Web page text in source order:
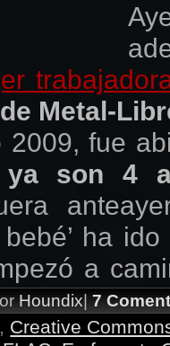
Metal-
2009, fue
ya son 4
ha
a
una voz
Houndix 7
, Creative